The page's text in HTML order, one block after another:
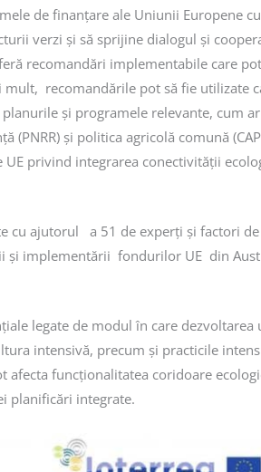
de finanțare ale Uniunii Europene
verzi și să sprijine dialogul și
recomandări implementabile care
mult, recomandările pot să fie utilizate
și programele relevante, cum
și politica agricolă comună
privind integrarea conectivității
cu ajutorul a 51 de experți și factori de
și implementării fondurilor UE din
legate de modul în care dezvoltarea
intensivă, precum și practicile
funcționalitatea coridoare
planificări integrate.